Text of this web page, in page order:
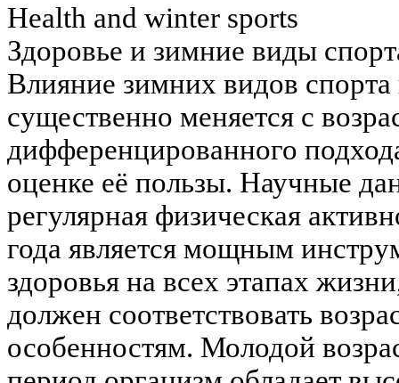
Health and winter sports
Здоровье и зимние виды
Влияние зимних видов спорта
существенно меняется с
дифференцированного
оценке её пользы. Научные
регулярная физическая
года является мощным
здоровья на всех этапах
должен соответствовать
особенностям. Молодой